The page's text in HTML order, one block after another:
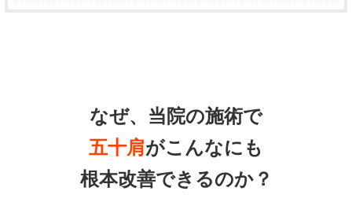
なぜ、当院の施術で
五十肩がこんなにも
根本改善できるのか？